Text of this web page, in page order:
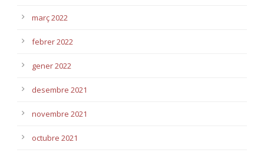
març 2022
febrer 2022
gener 2022
desembre 2021
novembre 2021
octubre 2021